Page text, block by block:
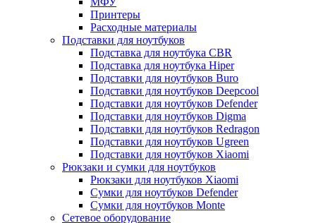
Принтеры
Расходные материалы
Подставки для ноутбуков
Подставка для ноутбука CBR
Подставка для ноутбука Hiper
Подставки для ноутбуков Buro
Подставки для ноутбуков Deepcool
Подставки для ноутбуков Defender
Подставки для ноутбуков Digma
Подставки для ноутбуков Redragon
Подставки для ноутбуков Ugreen
Подставки для ноутбуков Xiaomi
Рюкзаки и сумки для ноутбуков
Рюкзаки для ноутбуков Xiaomi
Сумки для ноутбуков Defender
Сумки для ноутбуков Monte
Сетевое оборудование